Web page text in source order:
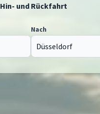
Hin- und Rückfahrt
Nach